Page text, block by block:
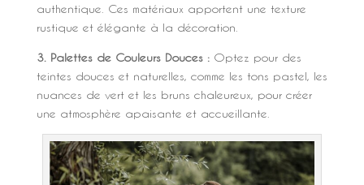
authentique. Ces matériaux apportent une texture
rustique et élégante à la décoration.
3. Palettes de Couleurs Douces :Optez pour des
teintes douces et naturelles, comme les tons pastel, les
nuances de vert et les bruns chaleureux, pour créer
une atmosphère apaisante et accueillante.